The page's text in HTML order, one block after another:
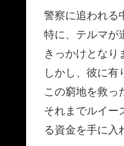
警察に追われる
特に、テルマが
きっかけとなり
しかし、彼に有
この窮地を救っ
それまでルイー
る資金を手に入